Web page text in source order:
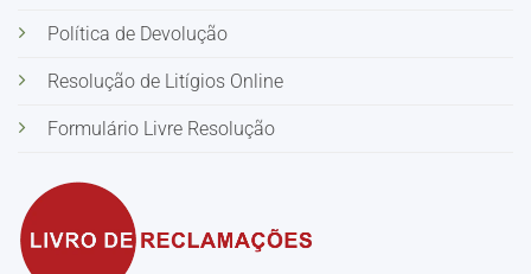
Política de Devolução
Resolução de Litígios Online
Formulário Livre Resolução